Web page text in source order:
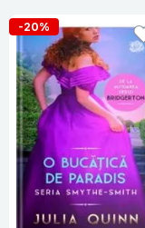
-20%